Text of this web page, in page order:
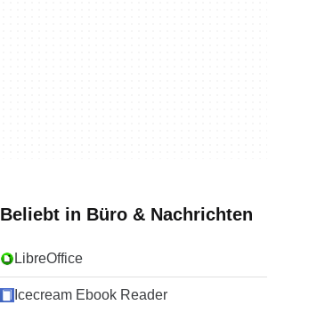
Beliebt in Büro & Nachrichten
LibreOffice
Icecream Ebook Reader